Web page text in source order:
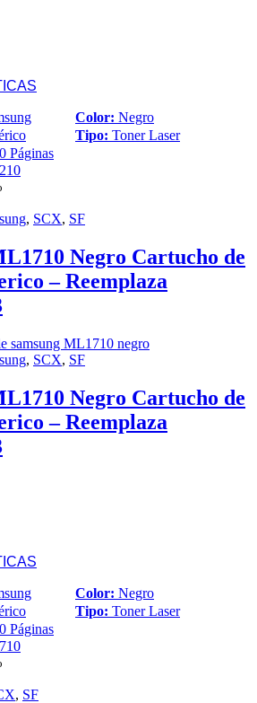
Color: Negro
Tipo: Toner Laser
Páginas
, SCX, SF
Negro Cartucho de
– Reemplaza
, SCX, SF
Negro Cartucho de
– Reemplaza
Color: Negro
Tipo: Toner Laser
Páginas
, SF